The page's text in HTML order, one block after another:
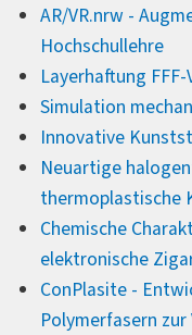
AR/VR.nrw -
Hochschullehre
Layerhaftung
Simulation
Innovative
Neuartige
thermoplastische
Chemische
elektronische
ConPlasite -
Polymerfasern